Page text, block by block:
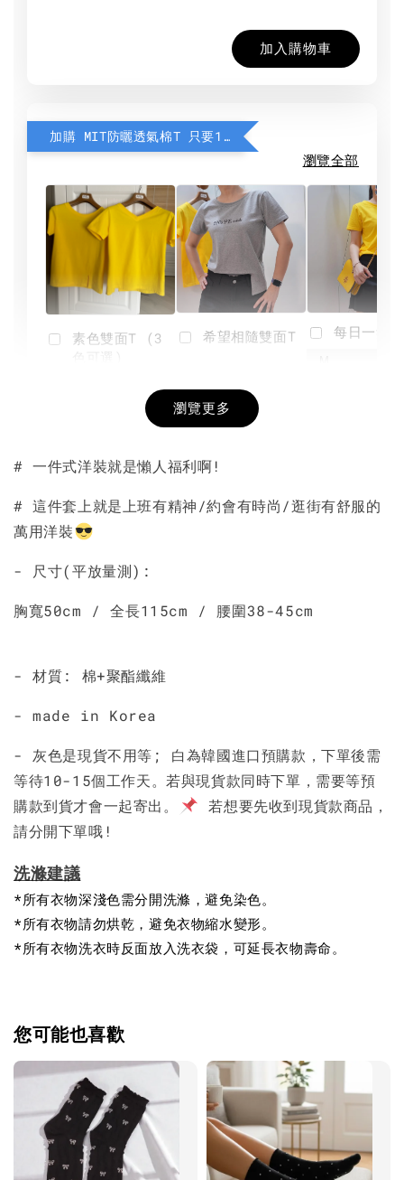
加入購物車
加購 MIT防曬透氣棉T 只要190元
瀏覽全部
素色雙面T (3
+
希望相隨雙面T
NT$ 190
-
每日一笑
瀏覽更多
# 一件式洋裝就是懶人福利啊!
# 這件套上就是上班有精神/約會有時尚/逛街有舒服的
萬用洋裝
- 尺寸(平放量測):
胸寬50cm / 全長115cm / 腰圍38-45cm
- 材質: 棉+聚酯纖維
- made in Korea
- 灰色是現貨不用等; 白為韓國進口預購款，下單後需
等待10-15個工作天。若與現貨款同時下單，需要等預
購款到貨才會一起寄出。
若想要先收到現貨款商品，
請分開下單哦!
洗滌建議
*所有衣物深淺色需分開洗滌，避免染色。
*所有衣物請勿烘乾，避免衣物縮水變形。
*所有衣物洗衣時反面放入洗衣袋，可延長衣物壽命。
您可能也喜歡